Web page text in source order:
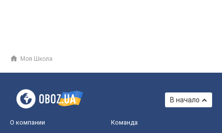
Моя Школа
В начало
О компании Команда